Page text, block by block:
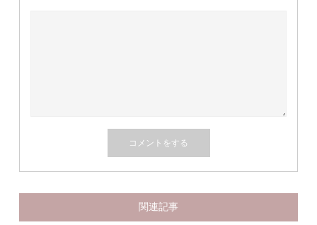
関連記事